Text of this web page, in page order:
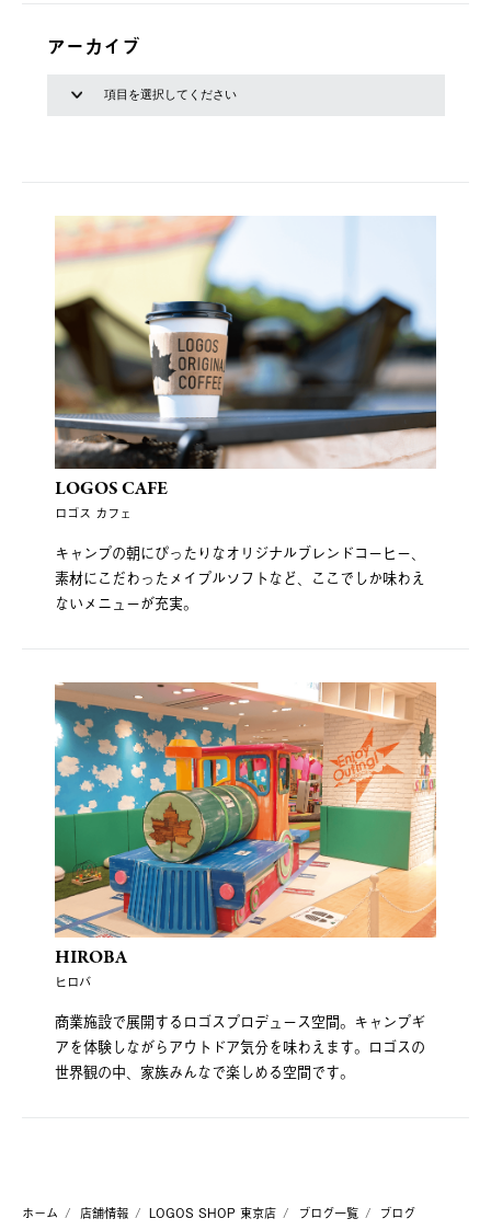
アーカイブ
LOGOS CAFE
ロゴス カフェ
キャンプの朝にぴったりなオリジナルブレンドコーヒー、
素材にこだわったメイプルソフトなど、ここでしか味わえ
ないメニューが充実。
HIROBA
ヒロバ
商業施設で展開するロゴスプロデュース空間。キャンプギ
アを体験しながらアウトドア気分を味わえます。ロゴスの
世界観の中、家族みんなで楽しめる空間です。
ホーム 店舗情報 LOGOS SHOP 東京店 ブログ一覧 ブログ